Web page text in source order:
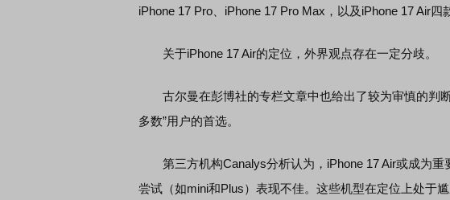
iPhone 17 Pro、iPhone 17 Pro Max，以及iPhone 17 Air四
关于iPhone 17 Air的定位，外界观点存在一定分歧。
古尔曼在彭博社的专栏文章中也给出了较为审慎的判
多数”用户的首选。
第三方机构Canalys分析认为，iPhone 17 Air或成为重
尝试（如mini和Plus）表现不佳。这些机型在定位上处于